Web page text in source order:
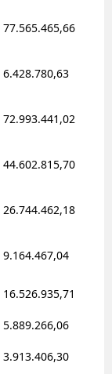
77.565.465,66
6.428.780,63
72.993.441,02
44.602.815,70
26.744.462,18
9.164.467,04
16.526.935,71
5.889.266,06
3.913.406,30